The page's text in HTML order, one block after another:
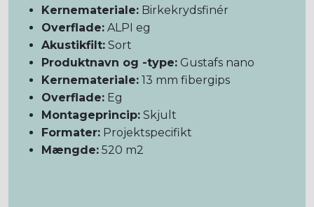
Kernemateriale: Birkekrydsfinér
Overflade: ALPI eg
Akustikfilt: Sort
Produktnavn og -type: Gustafs nano
Kernemateriale: 13 mm fibergips
Overflade: Eg
Montageprincip: Skjult
Formater: Projektspecifikt
Mængde: 520 m2